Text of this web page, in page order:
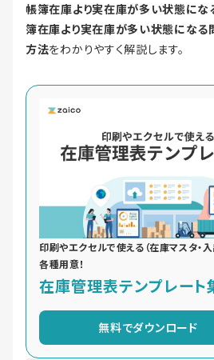
帳簿在庫より実在庫が多い状態にな
簿在庫より実在庫が多い状態にな
方法をわかりやすく解説します。
印刷やエクセルで使える（在庫マスタ・
各種用意！
在庫管理表テンプレート
無料でダウンロード